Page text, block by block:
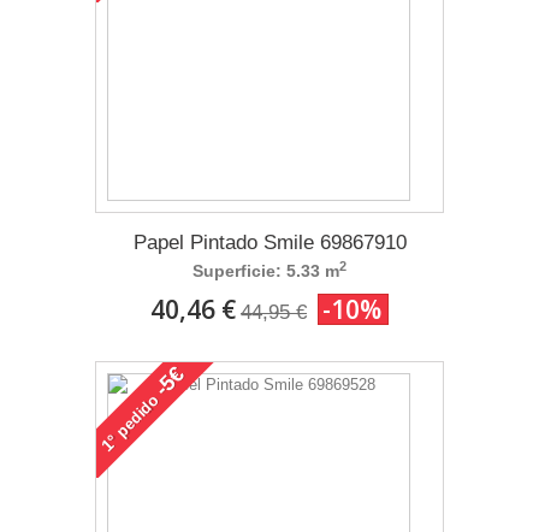
Papel Pintado Smile 69867910
Superficie: 5.33 m2
40,46 € 44,95 € -10%
1°
pedido
-5€